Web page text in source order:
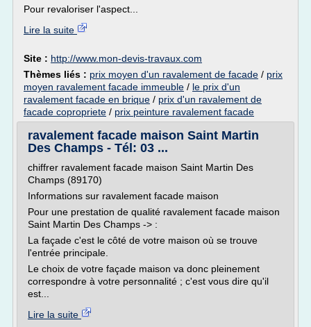
Pour revaloriser l'aspect...
Lire la suite
Site : http://www.mon-devis-travaux.com
Thèmes liés : prix moyen d'un ravalement de facade / prix
moyen ravalement facade immeuble / le prix d'un
ravalement facade en brique / prix d'un ravalement de
facade copropriete / prix peinture ravalement facade
ravalement facade maison Saint Martin
Des Champs - Tél: 03 ...
chiffrer ravalement facade maison Saint Martin Des
Champs (89170)
Informations sur ravalement facade maison
Pour une prestation de qualité ravalement facade maison
Saint Martin Des Champs -> :
La façade c'est le côté de votre maison où se trouve
l'entrée principale.
Le choix de votre façade maison va donc pleinement
correspondre à votre personnalité ; c'est vous dire qu'il
est...
Lire la suite